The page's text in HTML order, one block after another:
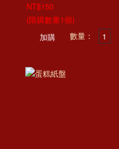
NT$150
(限購數量1個)
數量：